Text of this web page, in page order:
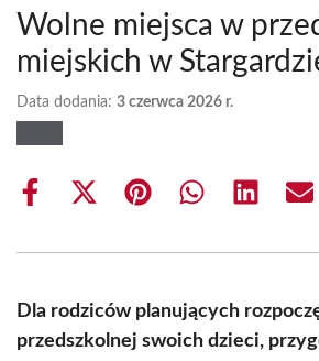
Wolne miejsca w
miejskich w
Data dodania: 3 czerwca 2026 r.
Share
Share
(Twitter)
Share Share Share
Dla rodziców planujących
przedszkolnej swoich dzieci,